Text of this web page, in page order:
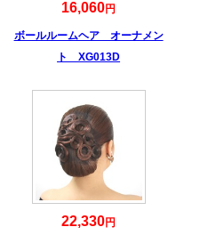
16,060円
ボールルームヘア オーナメン
ト XG013D
22,330円